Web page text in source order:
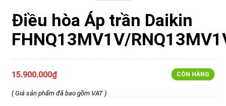
Điều hòa Áp trần Daikin
FHNQ13MV1V/
15.900.000₫ CÒN HÀNG
( Giá sản phẩm đã bao gồm VAT )